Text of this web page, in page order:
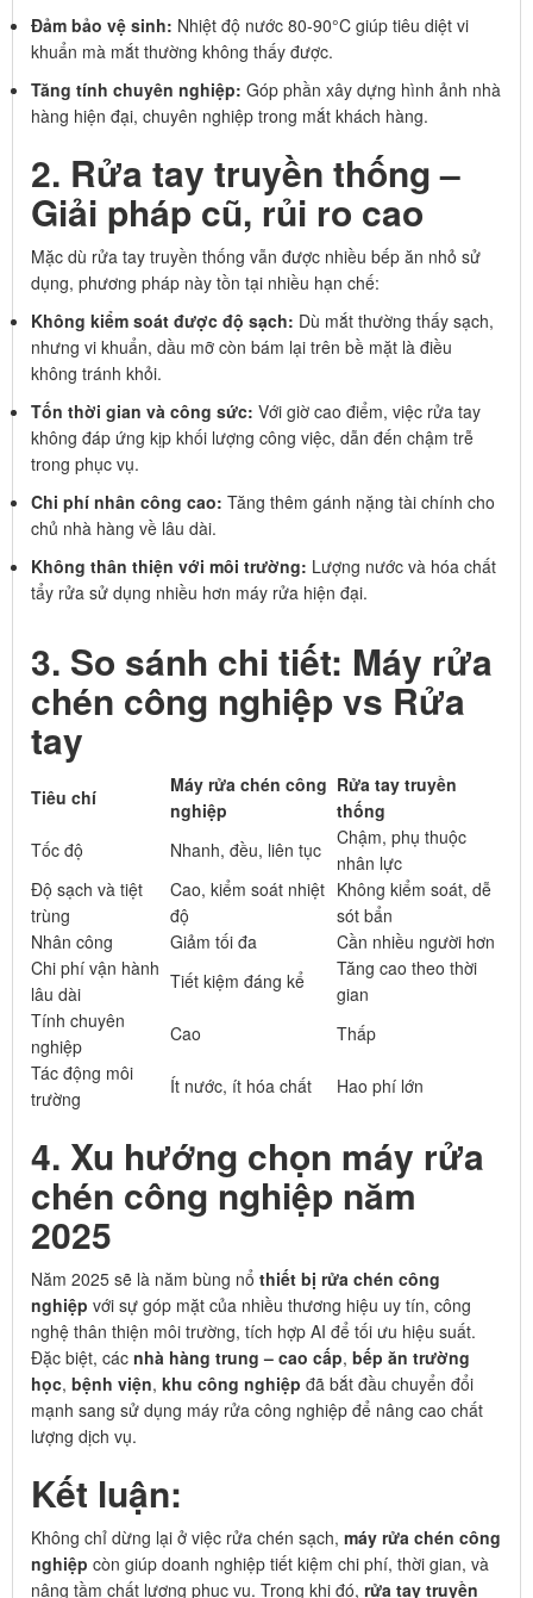
Đảm bảo vệ sinh: Nhiệt độ nước 80-90°C giúp tiêu diệt vi
khuẩn mà mắt thường không thấy được.
Tăng tính chuyên nghiệp: Góp phần xây dựng hình ảnh nhà
hàng hiện đại, chuyên nghiệp trong mắt khách hàng.
2. Rửa tay truyền thống –
Giải pháp cũ, rủi ro cao
Mặc dù rửa tay truyền thống vẫn được nhiều bếp ăn nhỏ sử
dụng, phương pháp này tồn tại nhiều hạn chế:
Không kiểm soát được độ sạch: Dù mắt thường thấy sạch,
nhưng vi khuẩn, dầu mỡ còn bám lại trên bề mặt là điều
không tránh khỏi.
Tốn thời gian và công sức: Với giờ cao điểm, việc rửa tay
không đáp ứng kịp khối lượng công việc, dẫn đến chậm trễ
trong phục vụ.
Chi phí nhân công cao: Tăng thêm gánh nặng tài chính cho
chủ nhà hàng về lâu dài.
Không thân thiện với môi trường: Lượng nước và hóa chất
tẩy rửa sử dụng nhiều hơn máy rửa hiện đại.
3. So sánh chi tiết: Máy rửa
chén công nghiệp vs Rửa
tay
Tiêu chí
Máy rửa chén công
nghiệp
Rửa tay truyền
thống
Tốc độ
Nhanh, đều, liên tục
Chậm, phụ thuộc
nhân lực
Độ sạch và tiệt
trùng
Cao, kiểm soát nhiệt
độ
Không kiểm soát, dễ
sót bẩn
Nhân công
Giảm tối đa
Cần nhiều người hơn
Chi phí vận hành
lâu dài
Tiết kiệm đáng kể
Tăng cao theo thời
gian
Tính chuyên
nghiệp
Cao
Thấp
Tác động môi
trường
Ít nước, ít hóa chất Hao phí lớn
4. Xu hướng chọn máy rửa
chén công nghiệp năm
2025
Năm 2025 sẽ là năm bùng nổ thiết bị rửa chén công
nghiệp với sự góp mặt của nhiều thương hiệu uy tín, công
nghệ thân thiện môi trường, tích hợp AI để tối ưu hiệu suất.
Đặc biệt, các nhà hàng trung – cao cấp, bếp ăn trường
học, bệnh viện, khu công nghiệp đã bắt đầu chuyển đổi
mạnh sang sử dụng máy rửa công nghiệp để nâng cao chất
lượng dịch vụ.
Kết luận:
Không chỉ dừng lại ở việc rửa chén sạch, máy rửa chén công
nghiệp còn giúp doanh nghiệp tiết kiệm chi phí, thời gian, và
nâng tầm chất lượng phục vụ. Trong khi đó, rửa tay truyền